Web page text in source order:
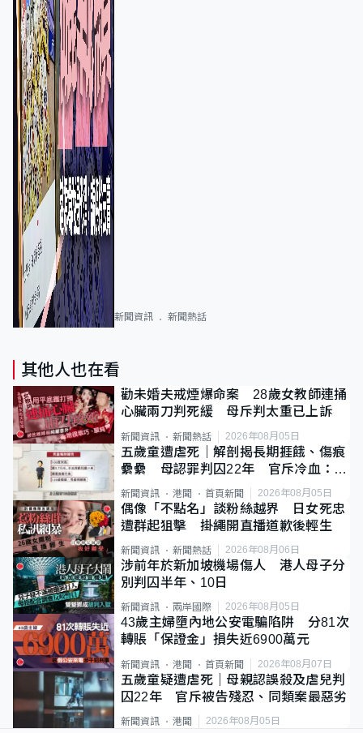
新聞資訊 新聞熱話
其他人也在看
勸未婚夫戒煙爆命案 28歲女教師連捅
心臟兩刀判死緩 母斥判太重已上訴
新聞資訊 新聞熱話 2026年08月05日
五歲童遭虐死｜解剖揭長期捱餓、傷痕
纍纍 母認罪判囚22年 官斥冷血：同
類案最惡劣
新聞資訊 港聞 首頁新聞 2026年08月05日
偶像「不點名」談粉絲越界 日女死忠
遭群起狙擊 掛繩開直播道歉後輕生
新聞資訊 新聞熱話 2026年08月06日
涉前年於新加坡機場傷人 港人母子分
別判囚半年、10日
新聞資訊 兩岸國際 2026年08月05日
43歲主婦墮內地公安電騙陷阱 分81次
轉賬「保證金」損失近6900萬元
新聞資訊 港聞 首頁新聞 2026年08月07日
五歲童疑遭虐死｜母親認誤殺及虐兒判
囚22年 官斥被告殘忍、同類案最惡劣
新聞資訊 港聞 2026年08月05日